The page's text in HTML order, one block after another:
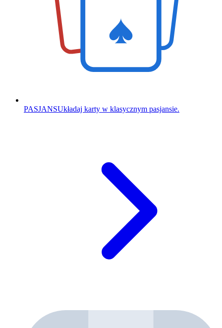
PASJANSUkładaj karty w klasycznym pasjansie.